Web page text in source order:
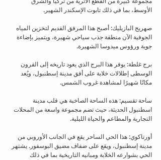
الأوسط، بما في ذلك تابوت الإسكندر الشهير.
صهريج البازيليك: أصبح هذا المرفق القديم لتخزين المياه
الجوفية الآن منطقة جذب سياحي شهيرة، ويتميز بإضاءة
جوية ورؤوس ميدوسا الشهيرة.
برج غلطة: يوفر هذا البرج الذي يعود تاريخه إلى القرون
الوسطى إطلالات خلابة على أفق مدينة إسطنبول، ويُعد
مكانًا شهيرًا لمشاهدة غروب الشمس.
ساحة تقسيم: هذه الساحة الصاخبة هي قلب مدينة
اسطنبول الحديثة، حيث تضم مجموعة واسعة من المحلات
التجارية والمطاعم والحياة الليلية.
أورتاكوي: هذا الحي الساحر يقع في الجانب الأوروبي من
مدينة إسطنبول، ويقع على ضفاف مضيق البوسفور. يشتهر
الحي بشوارعه الخلابة ومبانيه التاريخية بما في ذلك